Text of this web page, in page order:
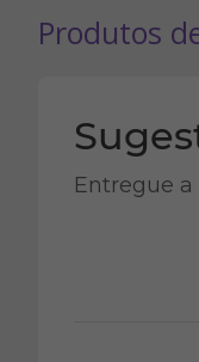
Produtos
Entregue